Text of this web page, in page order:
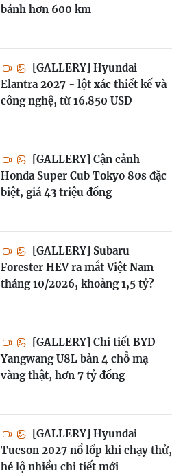
bánh hơn 600 km
[GALLERY] Hyundai
Elantra 2027 - lột xác thiết kế và
công nghệ, từ 16.850 USD
[GALLERY] Cận cảnh
Honda Super Cub Tokyo 80s đặc
biệt, giá 43 triệu đồng
[GALLERY] Subaru
Forester HEV ra mắt Việt Nam
tháng 10/2026, khoảng 1,5 tỷ?
[GALLERY] Chi tiết BYD
Yangwang U8L bản 4 chỗ mạ
vàng thật, hơn 7 tỷ đồng
[GALLERY] Hyundai
Tucson 2027 nổ lốp khi chạy thử,
hé lộ nhiều chi tiết mới